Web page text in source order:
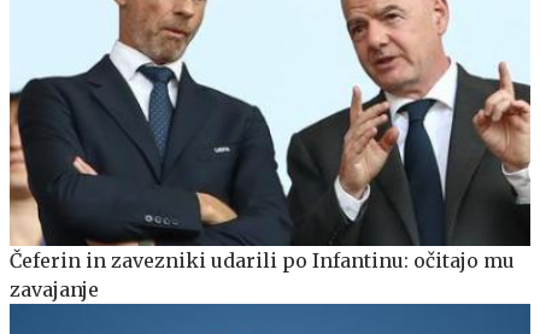
Čeferin in zavezniki udarili po Infantinu: očitajo mu
zavajanje